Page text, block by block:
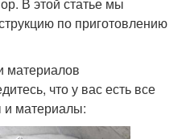
по приготовлению
материалов
что у вас есть все
и материалы: